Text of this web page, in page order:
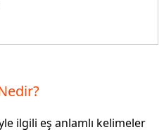
ilgili eş anlamlı kelimeler